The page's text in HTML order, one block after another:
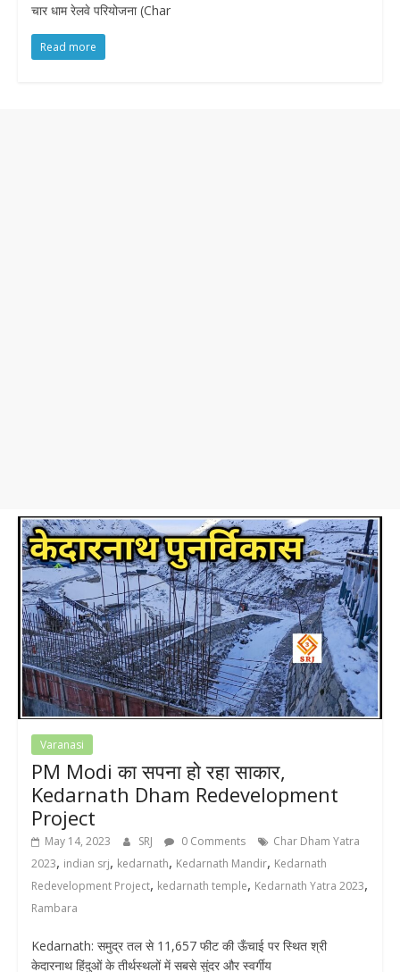
चार धाम रेलवे परियोजना (Char
Read more
Varanasi
PM Modi का सपना हो रहा साकार,
Kedarnath Dham Redevelopment
Project
May 14, 2023 SRJ 0 Comments
Char Dham Yatra
2023, indian srj, kedarnath, Kedarnath Mandir, Kedarnath
Redevelopment Project, kedarnath temple, Kedarnath Yatra 2023,
Rambara
Kedarnath: समुद्र तल से 11,657 फीट की ऊँचाई पर स्थित श्री
केदारनाथ हिंदुओं के तीर्थस्थलों में सबसे सुंदर और स्वर्गीय